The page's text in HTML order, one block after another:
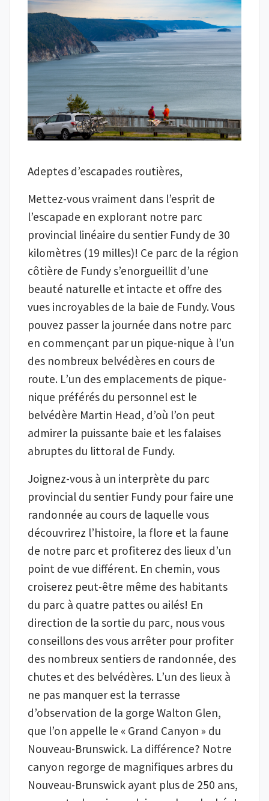
Adeptes d’escapades routières,
Mettez-vous vraiment dans l’esprit de
l’escapade en explorant notre parc
provincial linéaire du sentier Fundy de 30
kilomètres (19 milles)! Ce parc de la région
côtière de Fundy s’enorgueillit d’une
beauté naturelle et intacte et offre des
vues incroyables de la baie de Fundy. Vous
pouvez passer la journée dans notre parc
en commençant par un pique-nique à l’un
des nombreux belvédères en cours de
route. L’un des emplacements de pique-
nique préférés du personnel est le
belvédère Martin Head, d’où l’on peut
admirer la puissante baie et les falaises
abruptes du littoral de Fundy.
Joignez-vous à un interprète du parc
provincial du sentier Fundy pour faire une
randonnée au cours de laquelle vous
découvrirez l’histoire, la flore et la faune
de notre parc et profiterez des lieux d’un
point de vue différent. En chemin, vous
croiserez peut-être même des habitants
du parc à quatre pattes ou ailés! En
direction de la sortie du parc, nous vous
conseillons des vous arrêter pour profiter
des nombreux sentiers de randonnée, des
chutes et des belvédères. L’un des lieux à
ne pas manquer est la terrasse
d’observation de la gorge Walton Glen,
que l’on appelle le « Grand Canyon » du
Nouveau-Brunswick. La différence? Notre
canyon regorge de magnifiques arbres du
Nouveau-Brunswick ayant plus de 250 ans,